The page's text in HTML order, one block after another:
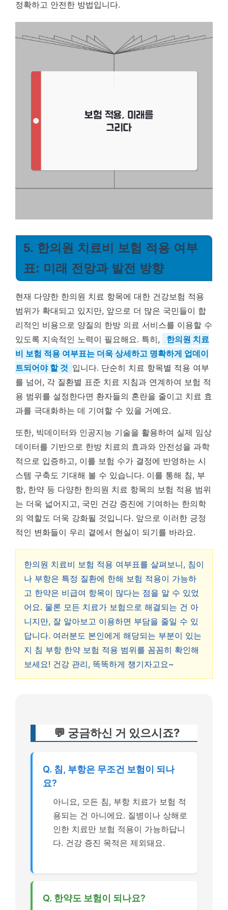
정확하고 안전한 방법입니다.
5. 한의원 치료비 보험 적용 여부
표: 미래 전망과 발전 방향
현재 다양한 한의원 치료 항목에 대한 건강보험 적용
범위가 확대되고 있지만, 앞으로 더 많은 국민들이 합
리적인 비용으로 양질의 한방 의료 서비스를 이용할 수
있도록 지속적인 노력이 필요해요. 특히,
한의원 치료
비 보험 적용 여부표는 더욱 상세하고 명확하게 업데이
트되어야 할 것 입니다. 단순히 치료 항목별 적용 여부
를 넘어, 각 질환별 표준 치료 지침과 연계하여 보험 적
용 범위를 설정한다면 환자들의 혼란을 줄이고 치료 효
과를 극대화하는 데 기여할 수 있을 거예요.
또한, 빅데이터와 인공지능 기술을 활용하여 실제 임상
데이터를 기반으로 한방 치료의 효과와 안전성을 과학
적으로 입증하고, 이를 보험 수가 결정에 반영하는 시
스템 구축도 기대해 볼 수 있습니다. 이를 통해 침, 부
항, 한약 등 다양한 한의원 치료 항목의 보험 적용 범위
는 더욱 넓어지고, 국민 건강 증진에 기여하는 한의학
의 역할도 더욱 강화될 것입니다. 앞으로 이러한 긍정
적인 변화들이 우리 곁에서 현실이 되기를 바라요.
한의원 치료비 보험 적용 여부표를 살펴보니, 침이
나 부항은 특정 질환에 한해 보험 적용이 가능하
고 한약은 비급여 항목이 많다는 점을 알 수 있었
어요. 물론 모든 치료가 보험으로 해결되는 건 아
니지만, 잘 알아보고 이용하면 부담을 줄일 수 있
답니다. 여러분도 본인에게 해당되는 부분이 있는
지 침 부항 한약 보험 적용 범위를 꼼꼼히 확인해
보세요! 건강 관리, 똑똑하게 챙기자고요~
💬 궁금하신 거 있으시죠?
Q. 침, 부항은 무조건 보험이 되나
요?
아니요, 모든 침, 부항 치료가 보험 적
용되는 건 아니에요. 질병이나 상해로
인한 치료만 보험 적용이 가능하답니
다. 건강 증진 목적은 제외돼요.
Q. 한약도 보험이 되나요?